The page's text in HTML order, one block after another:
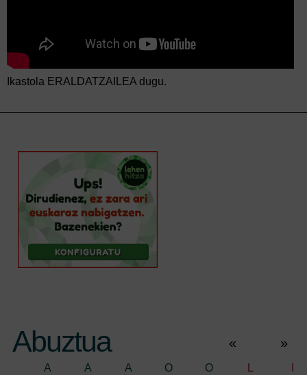
Ikastola ERALDATZAILEA dugu.
Abuztua « »
A A A O O